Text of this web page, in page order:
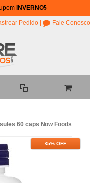
INVERNO5
Pedido Fale Conosco
60 caps Now Foods
35% OFF